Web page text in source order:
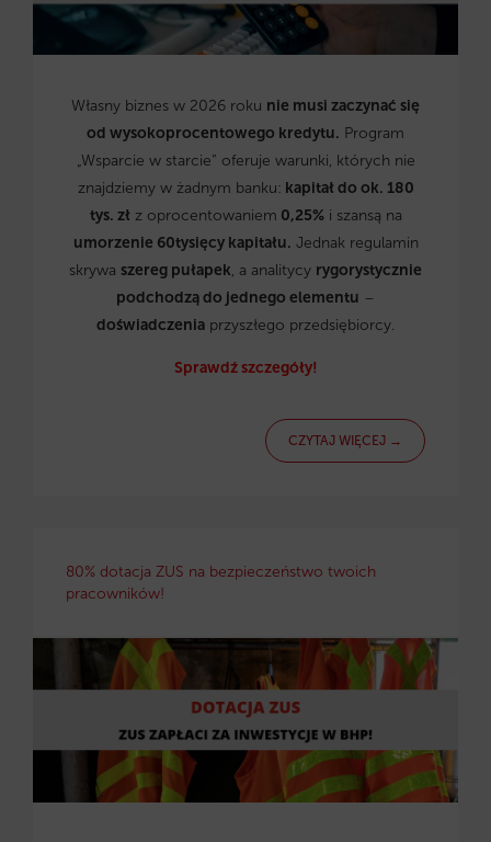
Własny biznes w 2026 roku nie musi zaczynać się
od wysokoprocentowego kredytu. Program
„Wsparcie w starcie” oferuje warunki, których nie
znajdziemy w żadnym banku: kapitał do ok. 180
tys. zł z oprocentowaniem 0,25%i szansą na
umorzenie 60tysięcy kapitału. Jednak regulamin
skrywa szereg pułapek, a analitycy rygorystycznie
podchodzą do jednego elementu –
doświadczenia przyszłego przedsiębiorcy.
Sprawdź szczegóły!
CZYTAJ WIĘCEJ →
80% dotacja ZUS na bezpieczeństwo twoich
pracowników!